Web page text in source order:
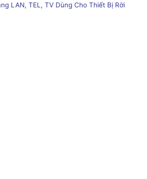
LAN, TEL, TV Dùng Cho Thiết Bị Rời